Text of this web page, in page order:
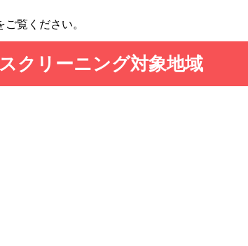
覧ください。
クリーニング対象地域